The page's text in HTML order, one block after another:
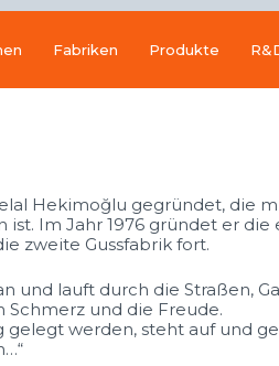
Fabriken Produkte
Hekimoğlu gegründet, die
Im Jahr 1976 gründet er die
zweite Gussfabrik fort.
und lauft durch die Straßen,
und die Freude.
gelegt werden, steht auf und